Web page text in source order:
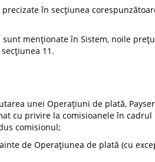
în secțiunea
menționate în Sistem, noile
11.
unei Operațiuni de plată,
cu privire la comisioanele în
comisionul;
de Operațiunea de plată (cu